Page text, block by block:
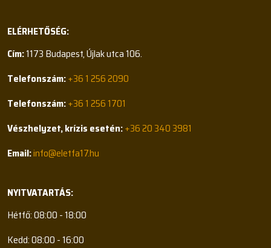
ELÉRHETŐSÉG:
Cím:1173 Budapest, Újlak utca 106.
Telefonszám:+36 1 256 2090
Telefonszám:+36 1 256 1701
Vészhelyzet, krízis esetén:+36 20 340 3981
Email:info@eletfa17.hu
NYITVATARTÁS:
Hétfő: 08:00 - 18:00
Kedd: 08:00 - 16:00